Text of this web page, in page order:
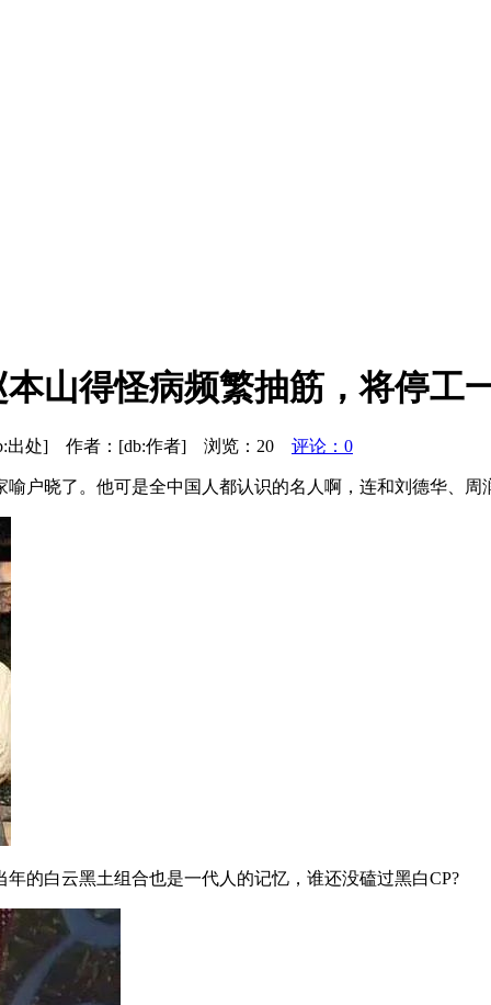
山得怪病频繁抽筋，将停工
出处] 作者：[db:作者] 浏览： 20 评论：0
户晓了。他可是全中国人都认识的名人啊，连和刘德华、周
的白云黑土组合也是一代人的记忆，谁还没磕过黑白CP?